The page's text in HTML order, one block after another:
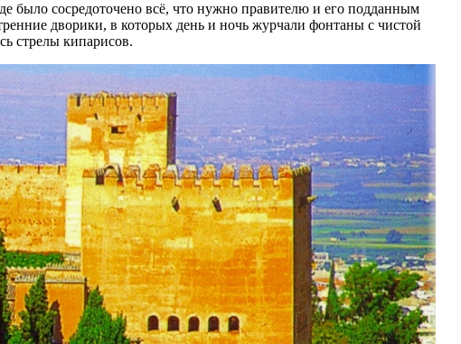
было сосредоточено всё, что нужно правителю и его подданным
дворики, в которых день и ночь журчали фонтаны с чистой
стрелы кипарисов.